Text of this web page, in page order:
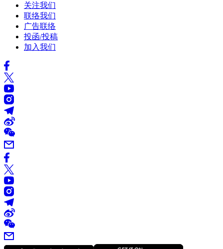
关注我们
联络我们
广告联络
投函/投稿
加入我们